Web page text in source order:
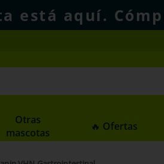
está aquí.
Otras
mascotas
🔥 Ofertas